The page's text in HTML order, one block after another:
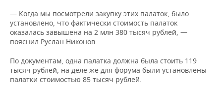
— Когда мы посмотрели закупку этих палаток, было
установлено, что фактически стоимость палаток
оказалась завышена на 2 млн 380 тысяч рублей, —
пояснил Руслан Никонов.
По документам, одна палатка должна была стоить 119
тысяч рублей, на деле же для форума были установлены
палатки стоимостью 85 тысяч рублей.